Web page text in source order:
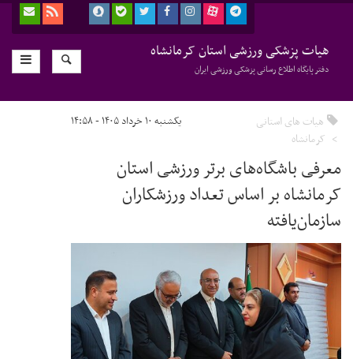
هیات پزشکی ورزشی استان کرمانشاه
دفتر پایگاه اطلاع رسانی پزشکی ورزشی ایران
هیات های استانی
کرمانشاه
یکشنبه ۱۰ خرداد ۱۴۰۵ - ۱۴:۵۸
معرفی باشگاه‌های برتر ورزشی استان
کرمانشاه بر اساس تعداد ورزشکاران
سازمان‌یافته